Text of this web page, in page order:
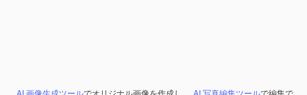
AI 画像生成ツールでオリジナル画像を作成し、 AI 写真編集ツールで編集で